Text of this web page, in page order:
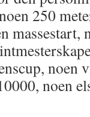
250
noen
noen